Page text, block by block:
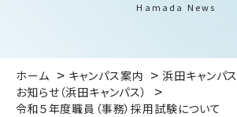
Hamada News
ホーム キャンパス案内
浜田キャンパス
お知らせ（浜田キャンパス）
令和５年度職員（事務）採用試験について